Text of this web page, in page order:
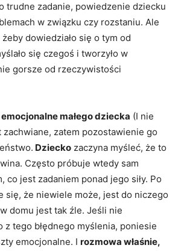
trudne zadanie, powiedzenie dziecku
w związku czy rozstaniu. Ale
dowiedziało się o tym od
się czegoś i tworzyło w
gorsze od rzeczywistości
małego dziecka (I nie
zachwiane, zatem pozostawienie go
Dziecko zaczyna myśleć, że to
Często próbuje wtedy sam
co jest zadaniem ponad jego siły. Po
się, że niewiele może, jest do niczego
domu jest tak źle. Jeśli nie
z tego błędnego myślenia, poniesie
emocjonalne. I rozmowa właśnie,